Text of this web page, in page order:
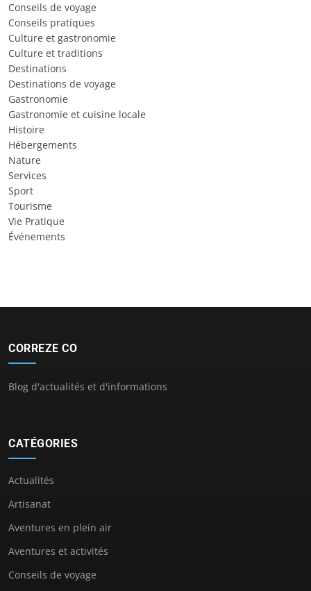
Conseils de voyage
Conseils pratiques
Culture et gastronomie
Culture et traditions
Destinations
Destinations de voyage
Gastronomie
Gastronomie et cuisine locale
Histoire
Hébergements
Nature
Services
Sport
Tourisme
Vie Pratique
Événements
CORREZE CO
Blog d'actualités et d'informations
CATÉGORIES
Actualités
Artisanat
Aventures en plein air
Aventures et activités
Conseils de voyage